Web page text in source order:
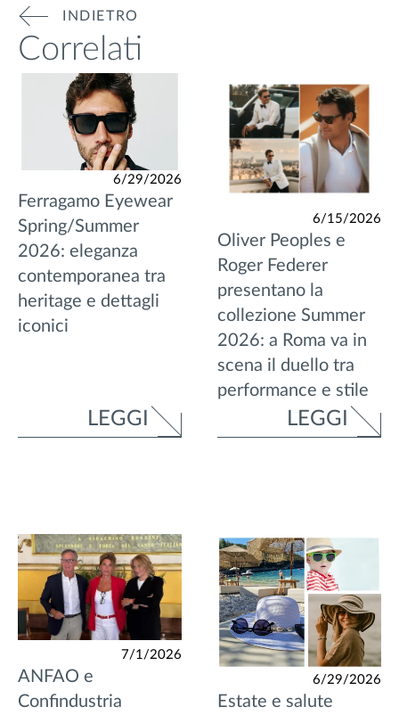
INDIETRO
Correlati
6/29/2026
Ferragamo Eyewear
Spring/Summer
2026: eleganza
contemporanea tra
heritage e dettagli
iconici
LEGGI
6/15/2026
Oliver Peoples e
Roger Federer
presentano la
collezione Summer
2026: a Roma va in
scena il duello tra
performance e stile
LEGGI
7/1/2026
ANFAO e
Confindustria
6/29/2026
Estate e salute